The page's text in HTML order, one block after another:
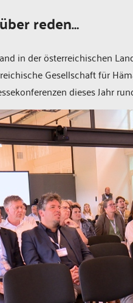
reden…
in der österreichischen
Gesellschaft für
dieses Jahr